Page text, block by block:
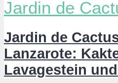
Jardin de
Lanzarote:
Lavagestein